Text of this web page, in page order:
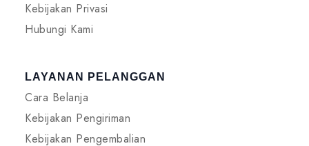
Kebijakan Privasi
Hubungi Kami
LAYANAN PELANGGAN
Cara Belanja
Kebijakan Pengiriman
Kebijakan Pengembalian